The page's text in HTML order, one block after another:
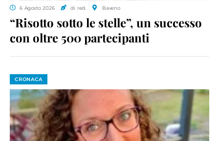
6 Agosto 2026 di red. Baveno
“Risotto sotto le stelle”, un successo
con oltre 500 partecipanti
CRONACA